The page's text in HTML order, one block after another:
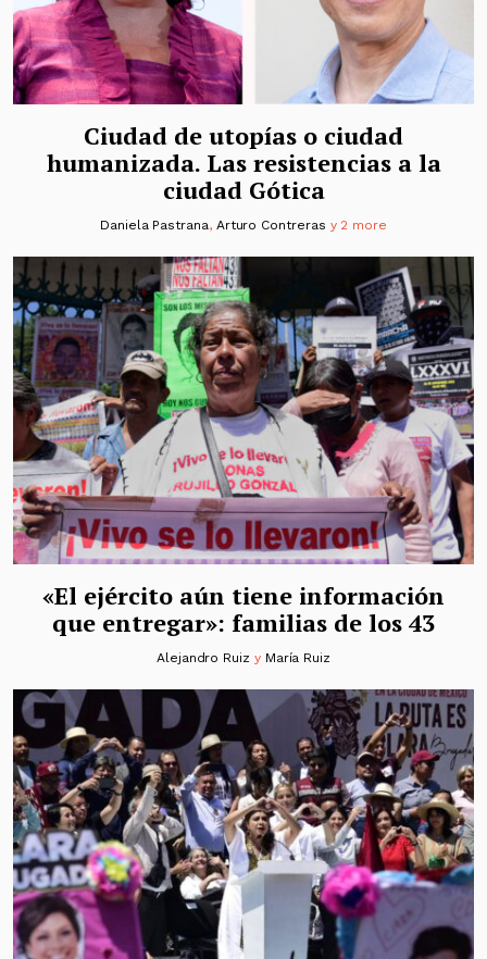
Ciudad de utopías o ciudad
humanizada. Las resistencias a la
ciudad Gótica
Daniela Pastrana, Arturo Contreras y 2 more
«El ejército aún tiene información
que entregar»: familias de los 43
Alejandro Ruiz y María Ruiz